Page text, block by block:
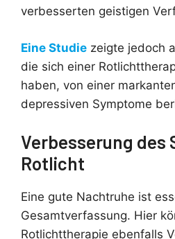
verbesserten geistigen
Eine Studie zeigte jedoch
die sich einer
haben, von einer
depressiven Symptome
Verbesserung des
Rotlicht
Eine gute Nachtruhe ist
Gesamtverfassung. Hier
Rotlichttherapie ebenfalls